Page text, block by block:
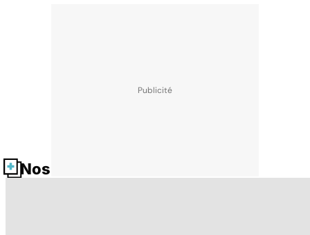
Nos fiches santé